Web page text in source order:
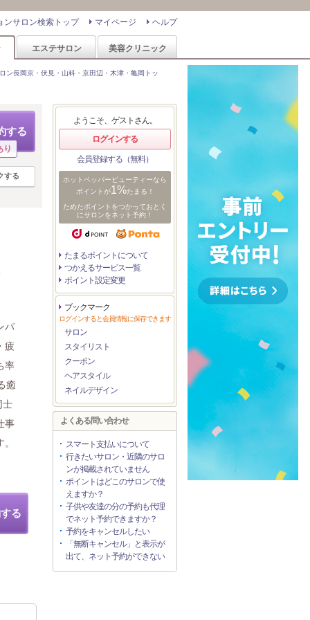
ヘルプ
マイページ
ンサロン検索トップ
エステサロン 美容クリニック
ン長岡京・伏見・山科・京田辺・木津・亀岡トッ
する
り
する
パ
疲
率
癒
士
事
る
ようこそ、ゲストさん。
ログインする
会員登録する（無料）
ホットペッパービューティーなら
ポイントが1%たまる！
ためたポイントをつかっておとく
にサロンをネット予約！
たまるポイントについて
つかえるサービス一覧
ポイント設定変更
ブックマーク
ログインすると会員情報に保存できます
サロン
スタイリスト
クーポン
ヘアスタイル
ネイルデザイン
よくある問い合わせ
スマート支払いについて
行きたいサロン・近隣のサロ
ンが掲載されていません
ポイントはどこのサロンで使
えますか？
子供や友達の分の予約も代理
でネット予約できますか？
予約をキャンセルしたい
「無断キャンセル」と表示が
出て、ネット予約ができない